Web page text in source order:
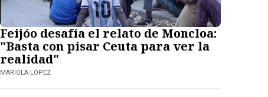
Feijóo desafía el relato de Moncloa:
"Basta con pisar Ceuta para ver la
realidad"
MARIOLA LÓPEZ